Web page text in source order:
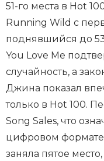
51-го места в Hot
Running Wild с
поднявшийся до
You Love Me
случайность, а
Джина показал
только в Hot 100.
Song Sales, что
цифровом
заняла пятое